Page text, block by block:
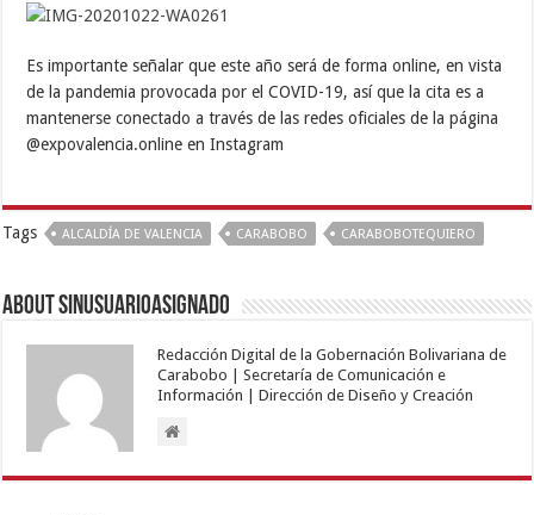
Es importante señalar que este año será de forma online, en vista
de la pandemia provocada por el COVID-19, así que la cita es a
mantenerse conectado a través de las redes oficiales de la página
@expovalencia.online en Instagram
Tags ALCALDÍA DE VALENCIA CARABOBO CARABOBOTEQUIERO
About sinusuarioasignado
Redacción Digital de la Gobernación Bolivariana de
Carabobo | Secretaría de Comunicación e
Información | Dirección de Diseño y Creación